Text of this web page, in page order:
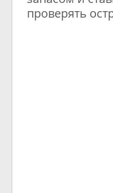
проверять